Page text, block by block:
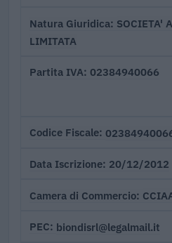
Natura Giuridica SOCIETA'
LIMITATA
Partita IVA 02384940066
Codice Fiscale
Data Iscrizione 20/12/2012
Camera di Commercio
PEC biondisrl@legalmail.it